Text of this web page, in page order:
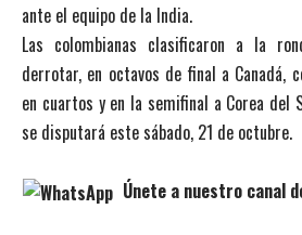
ante el equipo de la India.
Las colombianas clasificaron a la
derrotar, en octavos de final a Canadá,
en cuartos y en la semifinal a Corea del
se disputará este sábado, 21 de octubre.
Únete a nuestro canal